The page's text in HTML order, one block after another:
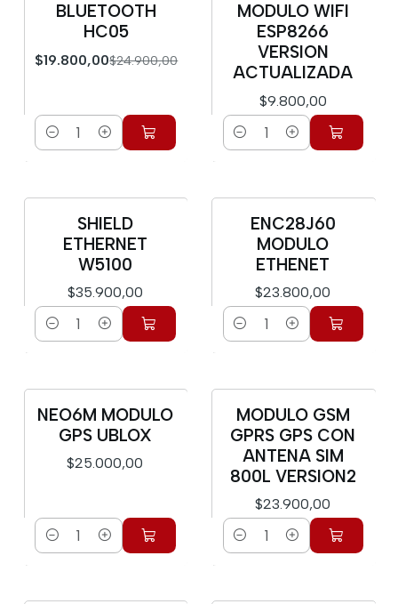
BLUETOOTH
HC05
$19.800,00$24.900,00
Cantidad
MODULO WIFI
ESP8266
VERSION
ACTUALIZADA
$9.800,00
Cantidad
SHIELD
ETHERNET
W5100
$35.900,00
Cantidad
ENC28J60
MODULO
ETHENET
$23.800,00
Cantidad
NEO6M MODULO
GPS UBLOX
$25.000,00
Cantidad
MODULO GSM
GPRS GPS CON
ANTENA SIM
800L VERSION2
$23.900,00
Cantidad